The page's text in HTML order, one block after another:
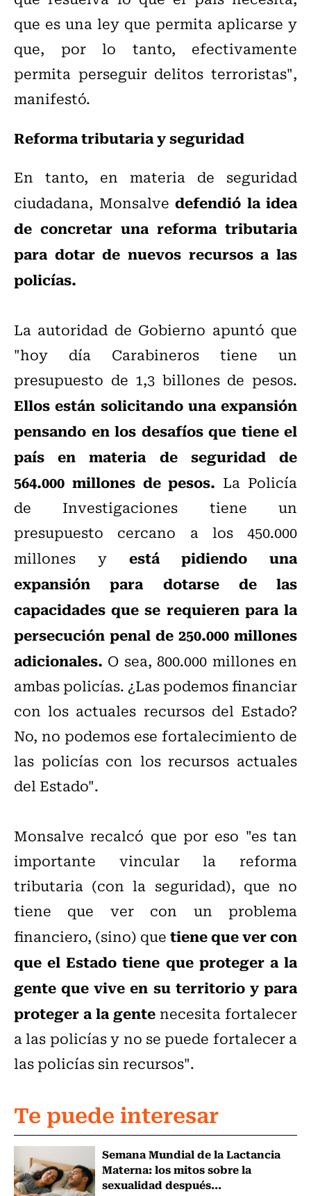
que es una ley que permita aplicarse y
que, por lo tanto, efectivamente
permita perseguir delitos terroristas",
manifestó.
Reforma tributaria y seguridad
En tanto, en materia de seguridad
ciudadana, Monsalve defendió la idea
de concretar una reforma tributaria
para dotar de nuevos recursos a las
policías.
La autoridad de Gobierno apuntó que
"hoy día Carabineros tiene un
presupuesto de 1,3 billones de pesos.
Ellos están solicitando una expansión
pensando en los desafíos que tiene el
país en materia de seguridad de
564.000 millones de pesos. La Policía
de Investigaciones tiene un
presupuesto cercano a los 450.000
millones y está pidiendo una
expansión para dotarse de las
capacidades que se requieren para la
persecución penal de 250.000 millones
adicionales. O sea, 800.000 millones en
ambas policías. ¿Las podemos financiar
con los actuales recursos del Estado?
No, no podemos ese fortalecimiento de
las policías con los recursos actuales
del Estado".
Monsalve recalcó que por eso "es tan
importante vincular la reforma
tributaria (con la seguridad), que no
tiene que ver con un problema
financiero, (sino) quetiene que ver con
que el Estado tiene que proteger a la
gente que vive en su territorio y para
proteger a la gentenecesita fortalecer
a las policías y no se puede fortalecer a
las policías sin recursos".
Te puede interesar
Semana Mundial de la Lactancia
Materna: los mitos sobre la
sexualidad después...